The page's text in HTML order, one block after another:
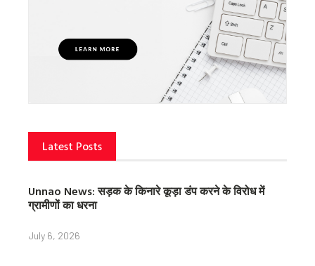
Latest Posts
Unnao News: सड़क के किनारे कूड़ा डंप करने के विरोध में
ग्रामीणों का धरना
July 6, 2026